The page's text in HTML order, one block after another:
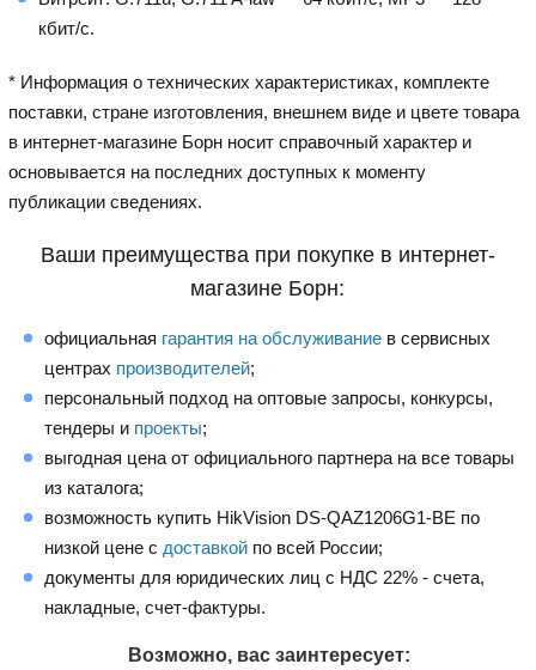
кбит/с.
* Информация о технических характеристиках, комплекте
поставки, стране изготовления, внешнем виде и цвете товара
в интернет-магазине Борн носит справочный характер и
основывается на последних доступных к моменту
публикации сведениях.
Ваши преимущества при покупке в интернет-
магазине Борн:
официальная гарантия на обслуживание в сервисных
центрах производителей;
персональный подход на оптовые запросы, конкурсы,
тендеры и проекты;
выгодная цена от официального партнера на все товары
из каталога;
возможность купить HikVision DS-QAZ1206G1-BE по
низкой цене с доставкой по всей России;
документы для юридических лиц с НДС 22% - счета,
накладные, счет-фактуры.
Возможно, вас заинтересует: